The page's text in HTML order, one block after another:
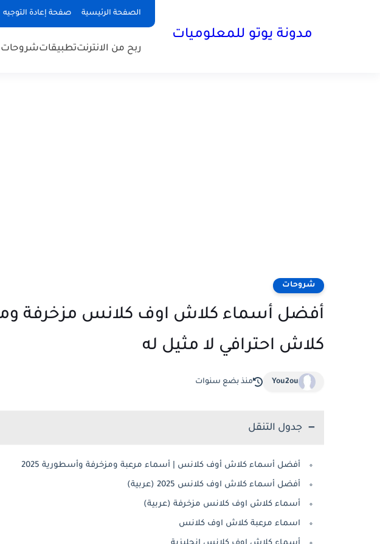
الصفحة الرئيسية صفحة إعادة التوجيه
مدونة يوتو للمعلوميات
ربح من الانترنتتطبيقاتشروحات
شروحات
كلاش احترافي لا مثيل له
You2ou منذ بضع سنوات
جدول التنقل
أفضل أسماء كلاش أوف كلانس | أسماء مرعبة ومزخرفة وأسطورية 2025
أفضل أسماء كلاش اوف كلانس 2025 (عربية)
أسماء كلاش اوف كلانس مزخرفة (عربية)
اسماء مرعبة كلاش اوف كلانس